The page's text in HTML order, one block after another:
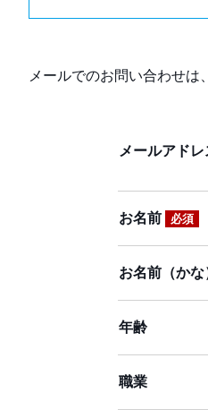
メールでのお問い合わせは
メールアドレ
お名前 必須
お名前（かな
年齢
職業